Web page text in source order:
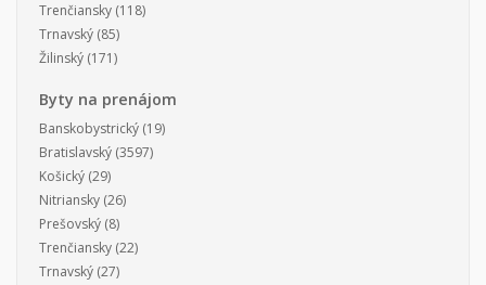
Trenčiansky (118)
Trnavský (85)
Žilinský (171)
Byty na prenájom
Banskobystrický (19)
Bratislavský (3597)
Košický (29)
Nitriansky (26)
Prešovský (8)
Trenčiansky (22)
Trnavský (27)